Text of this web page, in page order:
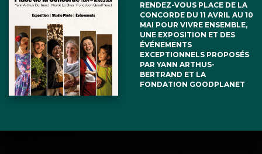
RENDEZ-VOUS PLACE DE LA
CONCORDE DU 11 AVRIL AU 10
MAI POUR VIVRE ENSEMBLE,
UNE EXPOSITION ET DES
ÉVÉNEMENTS
EXCEPTIONNELS PROPOSÉS
PAR YANN ARTHUS-
BERTRAND ET LA
FONDATION GOODPLANET